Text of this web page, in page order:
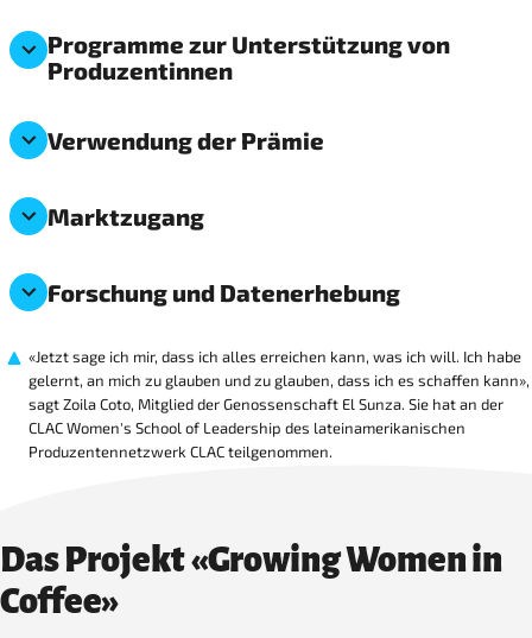
Programme zur Unterstützung von
Produzentinnen
Verwendung der Prämie
Marktzugang
Forschung und Datenerhebung
«Jetzt sage ich mir, dass ich alles erreichen kann, was ich will. Ich habe
gelernt, an mich zu glauben und zu glauben, dass ich es schaffen kann»,
sagt Zoila Coto, Mitglied der Genossenschaft El Sunza. Sie hat an der
CLAC Women's School of Leadership des lateinamerikanischen
Produzentennetzwerk CLAC teilgenommen.
Das Projekt «Growing Women in
Coffee»